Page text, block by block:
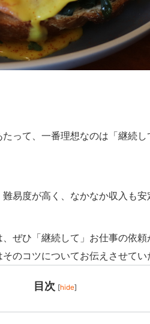
って、一番理想なのは「継続
易度が高く、なかなか収入も安
ぜひ「継続して」お仕事の依
のコツについてお伝えさせてい
目次 [hide]